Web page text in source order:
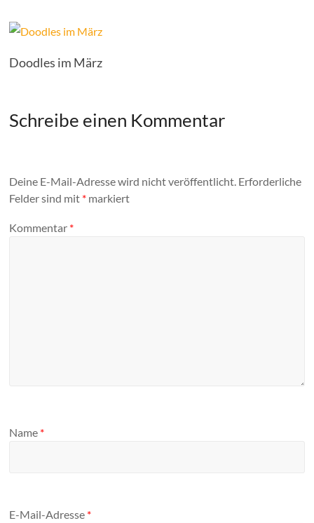
Doodles im März
Schreibe einen Kommentar
Deine E-Mail-Adresse wird nicht veröffentlicht. Erforderliche
Felder sind mit * markiert
Kommentar *
Name *
E-Mail-Adresse *